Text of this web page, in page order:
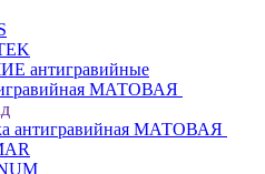
антигравийные
МАТОВАЯ
антигравийная МАТОВАЯ